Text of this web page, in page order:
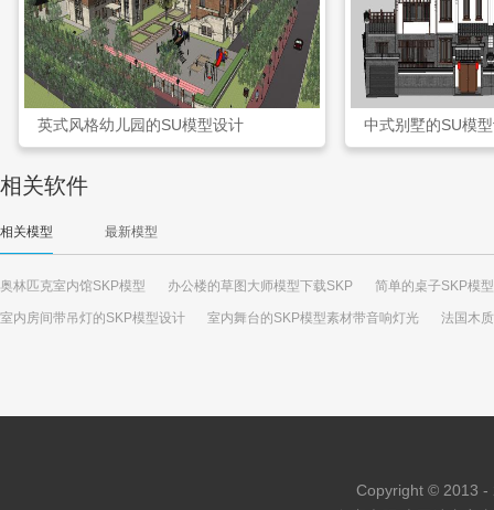
英式风格幼儿园的SU模型设计 中式别墅的SU模
相关软件
相关模型 最新模型
奥林匹克室内馆SKP模型 办公楼的草图大师模型下载SKP 简单的桌子SKP模型
室内房间带吊灯的SKP模型设计 室内舞台的SKP模型素材带音响灯光 法国木
Copyright © 2013 -